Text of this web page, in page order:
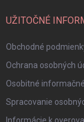
UŽITOČNÉ
Obchodné
Ochrana osobných
Osobitné
Spracovanie